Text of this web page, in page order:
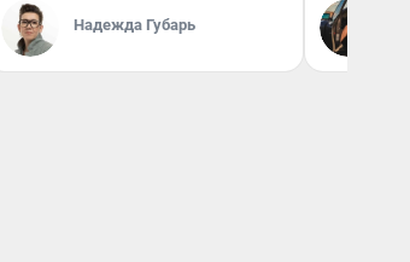
Надежда Губарь